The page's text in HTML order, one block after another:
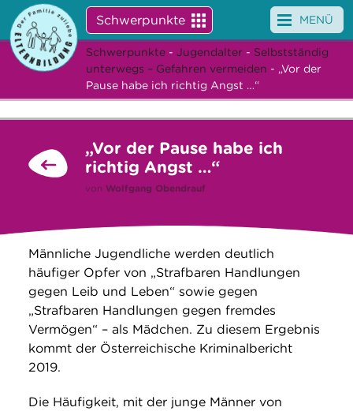
Schwerpunkte
Angebote
Veranstaltungen
Service
Suche
MENÜ
Schwerpunkte - Jugendalter - Selbstständig
unterwegs – Gefahren vermeiden - „Vor der
Pause habe ich richtig Angst …“
„Vor der Pause habe ich
richtig Angst …“
von Wolfgang Obendrauf
Männliche Jugendliche werden deutlich
häufiger Opfer von „Strafbaren Handlungen
gegen Leib und Leben“ sowie gegen
„Strafbaren Handlungen gegen fremdes
Vermögen“ – als Mädchen. Zu diesem Ergebnis
kommt der Österreichische Kriminalbericht
2019.
Die Häufigkeit, mit der junge Männer von